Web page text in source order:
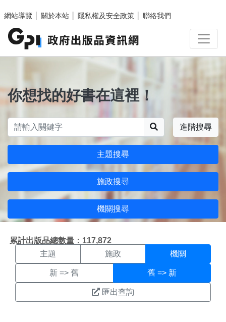
網站導覽
關於本站 隱私權及安全政策 聯絡我們
你想找的好書在這裡！
進階搜尋
主題搜尋
施政搜尋
機關搜尋
累計出版品總數量：117,872
機關搜尋結果頁面
主題 施政 機關
新 => 舊 舊 => 新
匯出查詢